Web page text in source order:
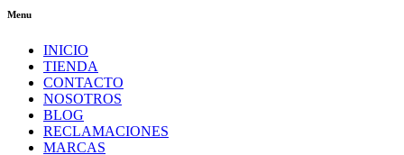
Menu
INICIO
TIENDA
CONTACTO
NOSOTROS
BLOG
RECLAMACIONES
MARCAS